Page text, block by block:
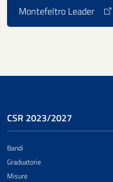
Montefeltro Leader
CSR 2023/2027
Bandi
Graduatorie
Misure